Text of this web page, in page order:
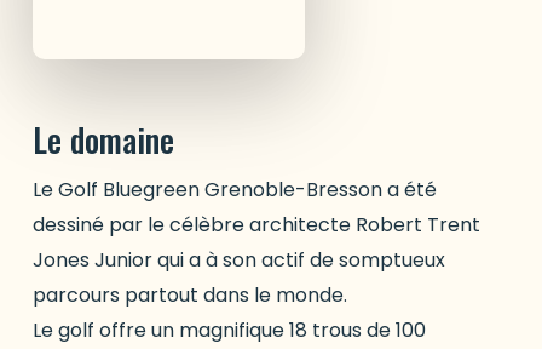
Le domaine
Le Golf Bluegreen Grenoble-Bresson a été
dessiné par le célèbre architecte Robert Trent
Jones Junior qui a à son actif de somptueux
parcours partout dans le monde.
Le golf offre un magnifique 18 trous de 100